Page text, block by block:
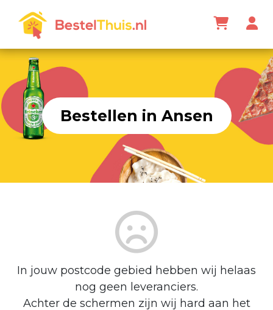
Bestellen in Ansen
In jouw postcode gebied hebben wij helaas
nog geen leveranciers.
Achter de schermen zijn wij hard aan het